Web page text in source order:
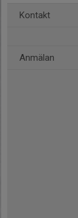
Kontakt
Anmälan